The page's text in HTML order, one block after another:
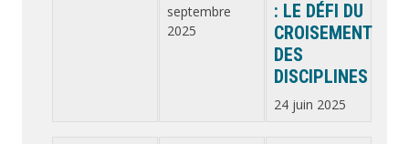
septembre
2025
: LE DÉFI DU
CROISEMENT
DES
DISCIPLINES
24 juin 2025